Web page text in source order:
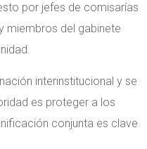
por jefes de comisarías
miembros del gabinete
interinstitucional y se
es proteger a los
conjunta es clave